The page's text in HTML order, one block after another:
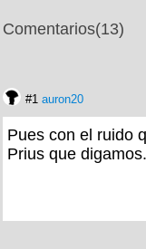
Comentarios(13)
#1 auron20
Pues con el ruido
Prius que